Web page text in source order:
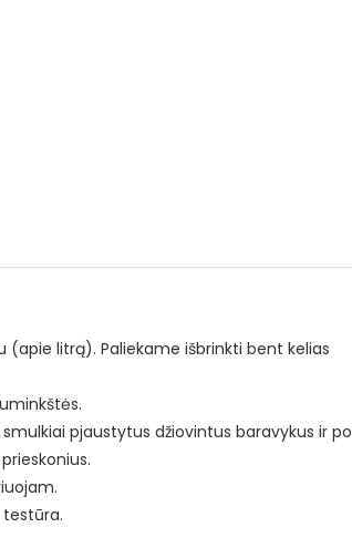
litrą). Paliekame išbrinkti bent kelias
pjaustytus džiovintus baravykus ir po